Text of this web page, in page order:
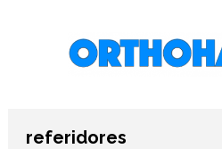
primaria
referidores